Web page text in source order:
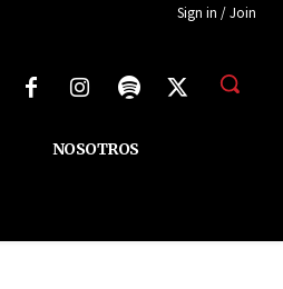
Sign in / Join
NOSOTROS